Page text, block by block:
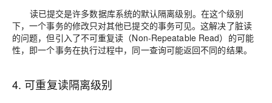
读已提交是许多数据库系统的默认隔离级别。在这个级别
下，一个事务的修改只对其他已提交的事务可见。这解决了脏读
的问题，但引入了不可重复读（Non-Repeatable Read）的可能
性，即一个事务在执行过程中，同一查询可能返回不同的结果。
4. 可重复读隔离级别